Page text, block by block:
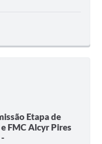
Etapa de
FMC Alcyr Pires